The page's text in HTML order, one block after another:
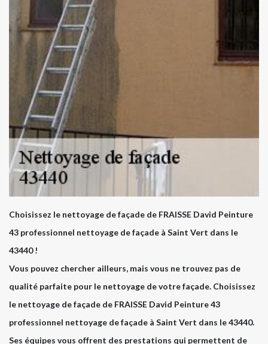
Choisissez le nettoyage de façade de FRAISSE David Peinture
43 professionnel nettoyage de façade à Saint Vert dans le
43440 !
Vous pouvez chercher ailleurs, mais vous ne trouvez pas de
qualité parfaite pour le nettoyage de votre façade. Choisissez
le nettoyage de façade de FRAISSE David Peinture 43
professionnel nettoyage de façade à Saint Vert dans le 43440.
Ses équipes vous offrent des prestations qui permettent de